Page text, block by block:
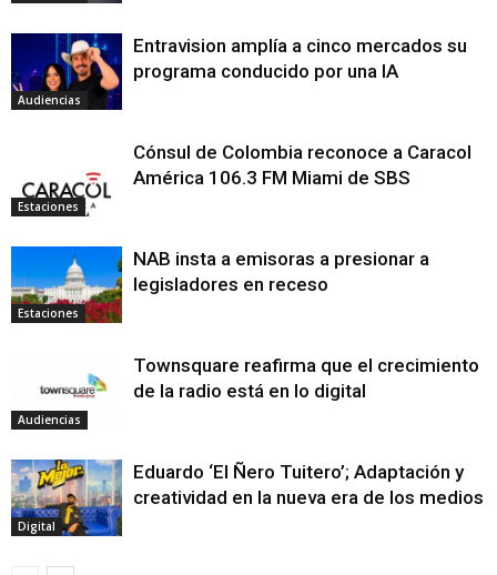
Audiencias
Entravision amplía a cinco mercados su
programa conducido por una IA
Estaciones
Cónsul de Colombia reconoce a Caracol
América 106.3 FM Miami de SBS
Estaciones
NAB insta a emisoras a presionar a
legisladores en receso
Audiencias
Townsquare reafirma que el crecimiento
de la radio está en lo digital
Digital
Eduardo ‘El Ñero Tuitero’; Adaptación y
creatividad en la nueva era de los medios